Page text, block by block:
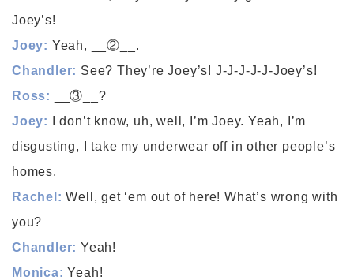
Joey’s!
Joey: Yeah, __②__.
Chandler: See? They’re Joey’s! J-J-J-J-J-Joey’s!
Ross:
__③__?
Joey:
I don’t know, uh, well, I’m Joey. Yeah, I’m
disgusting, I take my underwear off in other people’s
homes.
Rachel: Well, get ‘em out of here! What’s wrong with
you?
Chandler: Yeah!
Monica: Yeah!